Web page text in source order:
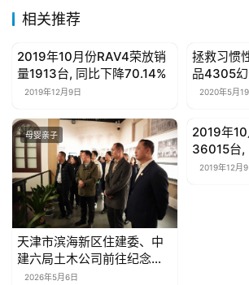
我
联
我
们
相关推荐
母婴亲子
2019年10月份RAV4荣放销
量1913台, 同比下降70.14%
2019年12月9日
母婴亲子
拯救习惯性崴脚
品4305
袭！
2020年5月
母婴亲子
天津市滨海新区住建委、中
建六局土木公司前往纪念馆
开展学习教育
2026年5月6日
母婴亲子
2019年
36015台,
2019年12月9